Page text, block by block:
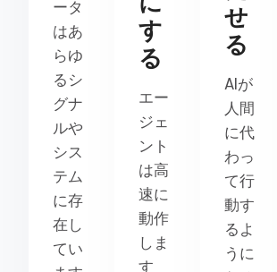
ータ
はあ
らゆ
るシ
グナ
ルや
シス
テム
に存
在し
てい
す
る
エー
ジェ
ント
は高
速に
動作
しま
す
せ
る
AIが
人間
に代
わっ
て行
動す
るよ
うに